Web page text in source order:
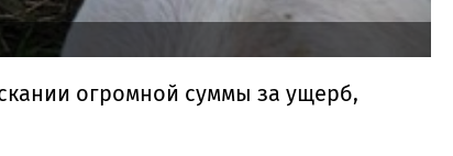
огромной суммы за ущерб,